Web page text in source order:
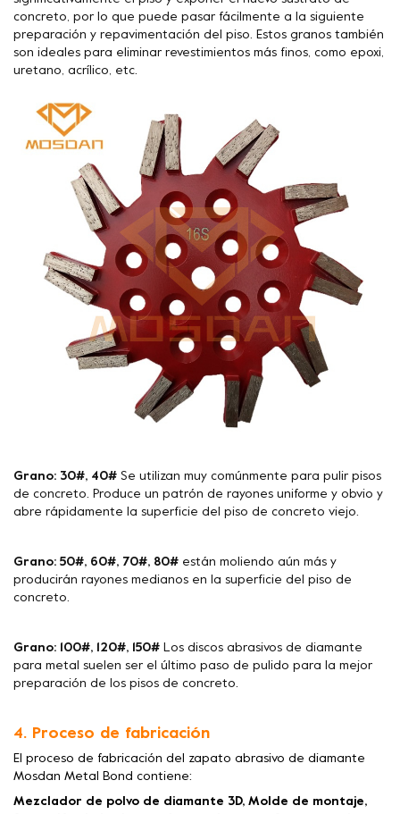
concreto, por lo que puede pasar fácilmente a la siguiente
preparación y repavimentación del piso. Estos granos también
son ideales para eliminar revestimientos más finos, como epoxi,
uretano, acrílico, etc.
Grano: 30#, 40# Se utilizan muy comúnmente para pulir pisos
de concreto. Produce un patrón de rayones uniforme y obvio y
abre rápidamente la superficie del piso de concreto viejo.
Grano: 50#, 60#, 70#, 80# están moliendo aún más y
producirán rayones medianos en la superficie del piso de
concreto.
Grano: 100#, 120#, 150#
Los discos abrasivos de diamante
para metal suelen ser el último paso de pulido para la mejor
preparación de los pisos de concreto.
4. Proceso de fabricación
El proceso de fabricación del zapato abrasivo de diamante
Mosdan Metal Bond contiene:
Mezclador de polvo de diamante 3D, Molde de montaje,